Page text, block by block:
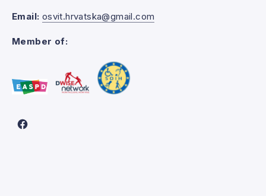
Email: osvit.hrvatska@gmail.com
Member of:
New Window